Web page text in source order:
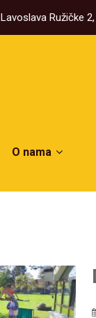
Lavoslava Ružičke
O nama